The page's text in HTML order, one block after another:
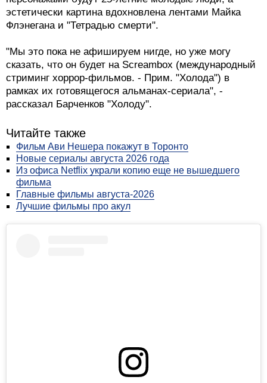
Monster Fest в Австралии и Soho Horror Film Festival
в Великобритании.
В планах у Барченкова снять полный метр с рабочим
названием "Отсутствие" (Absence). В 2022 году
проект попал на European Genre Forum, ежегодно
отбирающий восемь перспективных жанровых
сценариев дебютантов. Как писал Барченков,
Absence - "зверский хоррор с боди-элементами,
драматургическими обманками и кучей поклонов
любимым жанровым фильмам". Центральными
персонажами будут 25-летние молодые люди, а
эстетически картина вдохновлена лентами Майка
Флэнегана и "Тетрадью смерти".
"Мы это пока не афишируем нигде, но уже могу
Главные фильмы августа-2026
Лучшие фильмы про акул